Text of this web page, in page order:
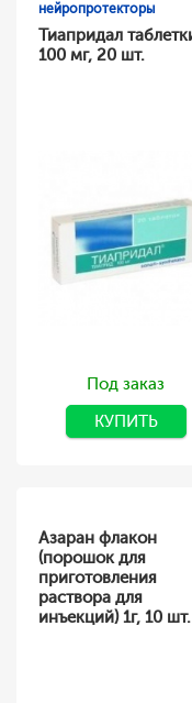
нейропротекторы
Тиапридал
100 мг, 20 шт.
Под заказ
КУПИТЬ
Азаран флакон
(порошок для
приготовления
раствора для
инъекций) 1г, 10 шт.